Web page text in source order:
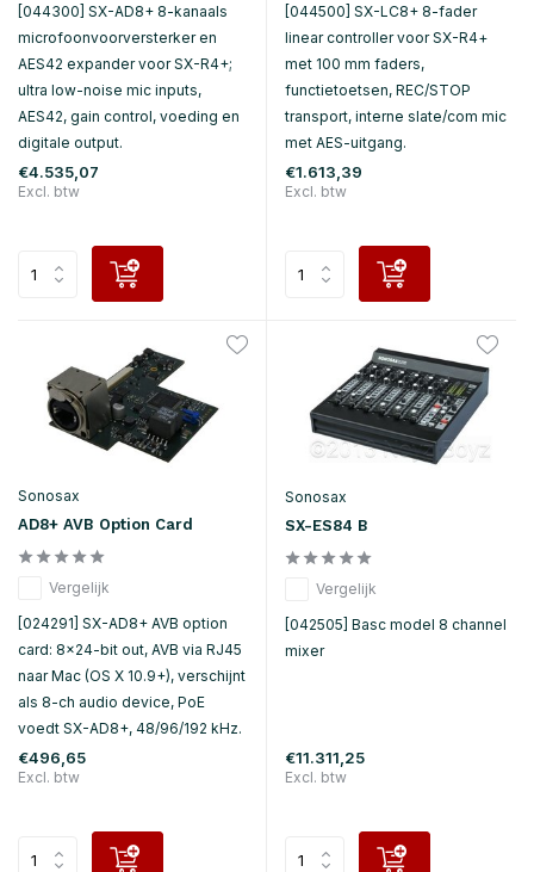
[044300] SX-AD8+ 8-kanaals
microfoonvoorversterker en
AES42 expander voor SX-R4+;
ultra low-noise mic inputs,
AES42, gain control, voeding en
digitale output.
€4.535,07
Excl. btw
[044500] SX-LC8+ 8-fader
linear controller voor SX-R4+
met 100 mm faders,
functietoetsen, REC/STOP
transport, interne slate/com mic
met AES-uitgang.
€1.613,39
Excl. btw
Sonosax
AD8+ AVB Option Card
Vergelijk
[024291] SX-AD8+ AVB option
card: 8×24-bit out, AVB via RJ45
naar Mac (OS X 10.9+), verschijnt
als 8-ch audio device, PoE
voedt SX-AD8+, 48/96/192 kHz.
€496,65
Excl. btw
Sonosax
SX-ES84 B
Vergelijk
[042505] Basc model 8 channel
mixer
€11.311,25
Excl. btw